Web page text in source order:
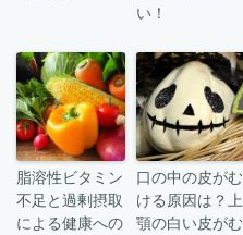
い！
脂溶性ビタミン
不足と過剰摂取
による健康への
口の中の皮がむ
ける原因は？上
顎の白い皮がむ